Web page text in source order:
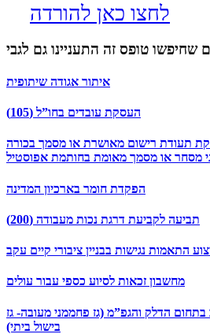
לחצו כאן להורדה
שחיפשו טופס זה התעניינו גם לגבי
איתור אגודה שיתופית
העסקת עובדים בחו”ל (105)
תעודת רישום מאושרת או מסמך בכורה
מסחר או מסמך מאומת בחותמת אפוסטיל
הפקדת חומר בארכיון המדינה
תביעה לקביעת דרגת נכות מעבודה (200)
מחשבון זכאות לסיוע כספי עבור עולים
הדלק והגפ”מ (גז פחממני מעובה- גז
בישול ביתי)